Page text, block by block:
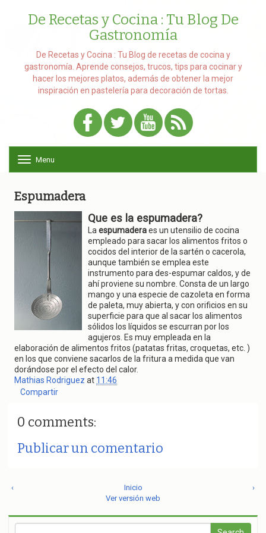
De Recetas y Cocina : Tu Blog De
Gastronomía
De Recetas y Cocina : Tu Blog de recetas de cocina y
gastronomía. Aprende consejos, trucos, tips para cocinar y
hacer los mejores platos, además de obtener la mejor
inspiración en pastelería para decoración de tortas.
o
n
a
v
i
g
a
t
i
o
n
Menu
Espumadera
Que es la espumadera?
La espumaderaes un utensilio de cocina
empleado para sacar los alimentos fritos o
cocidos del interior de la sartén o cacerola,
aunque también se emplea este
instrumento para des-espumar caldos, y de
ahí proviene su nombre. Consta de un largo
mango y una especie de cazoleta en forma
de paleta, muy abierta, y con orificios en su
superficie para que al sacar los alimentos
sólidos los líquidos se escurran por los
agujeros. Es muy empleada en la
elaboración de alimentos fritos (patatas fritas, croquetas, etc. )
en los que conviene sacarlos de la fritura a medida que van
dorándose por el efecto del calor.
Mathias Rodriguez at 11:46
Compartir
0 comments:
Publicar un comentario
‹ ›
Inicio
Ver versión web